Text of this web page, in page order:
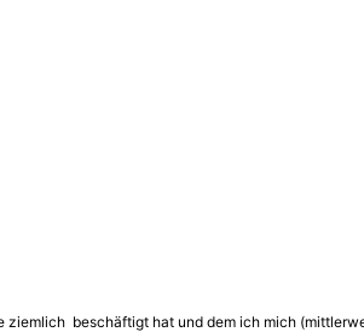
ziemlich beschäftigt hat und dem ich mich